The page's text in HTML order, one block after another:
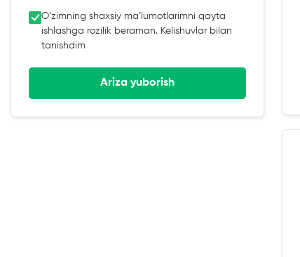
O‘zimning shaxsiy ma’lumotlarimni qayta
ishlashga rozilik beraman. Kelishuvlar bilan
tanishdim
Ariza yuborish